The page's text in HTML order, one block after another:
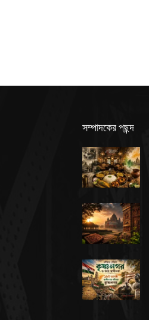
সম্পাদকের পছন্দ